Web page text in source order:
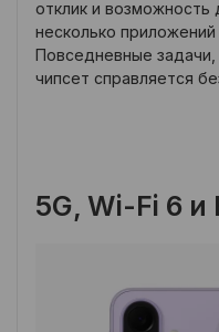
отклик и
несколько
Повседневные
чипсет справляется
5G, Wi-Fi 6